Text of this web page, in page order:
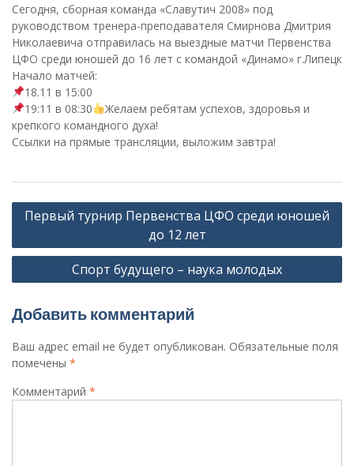
Сегодня, сборная команда «Славутич 2008» под
руководством тренера-преподавателя Смирнова Дмитрия
Николаевича отправилась на выездные матчи Первенства
ЦФО среди юношей до 16 лет с командой «Динамо» г.Липецк
Начало матчей:
18.11 в 15:00
19:11 в 08:30
Желаем ребятам успехов, здоровья и
крепкого командного духа!
Ссылки на прямые трансляции, выложим завтра!
Навигация
записям
Первый турнир Первенства ЦФО среди юношей
до 12 лет
Спорт будущего – наука молодых
Добавить комментарий
Ваш адрес email не будет опубликован. Обязательные поля
помечены *
Комментарий *